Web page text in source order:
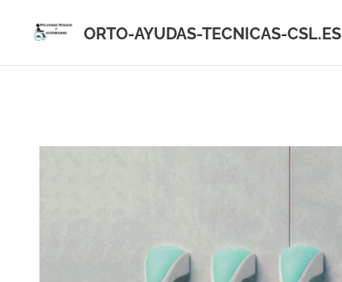
ORTO-AYUDAS-TECNICAS-CSL.ES